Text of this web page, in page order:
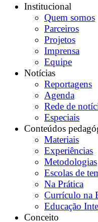
Institucional
Quem somos
Parceiros
Projetos
Imprensa
Equipe
Notícias
Reportagens
Agenda
Rede de
Especiais
Conteúdos
Materiais
Experiências
Metodologias
Escolas de
Na Prática
Currículo na
Educação
Conceito